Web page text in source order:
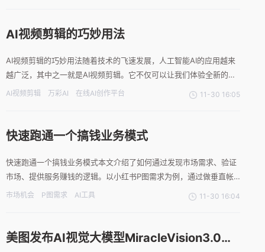
AI视频剪辑的巧妙用法
AI视频剪辑的巧妙用法随着技术的飞速发展，人工智能AI的应用越来
越广泛，其中之一就是AI视频剪辑。它不仅可以让我们体验全新的创
作方式，还能够提升视频剪辑的效率和质量。下面介绍一个在线AI创
AI视频剪辑 万彩AI 在线AI创作平台 11-30 16:05
快速跑通一个搞钱业务模式
快速跑通一个搞钱业务模式本文介绍了如何通过发现市场需求、验证
市场、提供服务赚钱的逻辑。以小红书P图需求为例，通过做垂直帐
号、导流微信、利用免费P图AI工具等方式，快速跑通一个小的模
市场机会 P图需求 AI工具 11-30 16:04
美图发布AI视觉大模型MiracleVision3.0，